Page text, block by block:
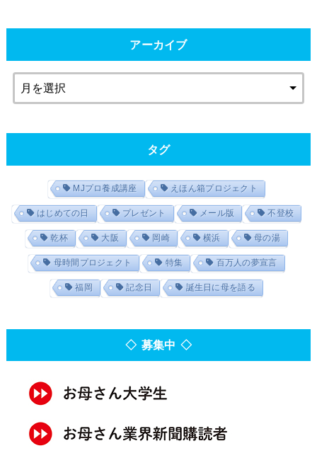
アーカイブ
タグ
MJプロ養成講座 えほん箱プロジェクト
はじめての日 プレゼント メール版 不登校
乾杯 大阪 岡崎 横浜 母の湯
母時間プロジェクト 特集 百万人の夢宣言
福岡 記念日 誕生日に母を語る
◇ 募集中 ◇